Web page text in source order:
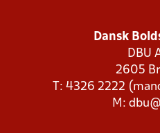
Dansk
DBU
2605
T: 4326 2222
M: